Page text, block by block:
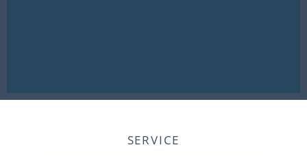
SERVICE